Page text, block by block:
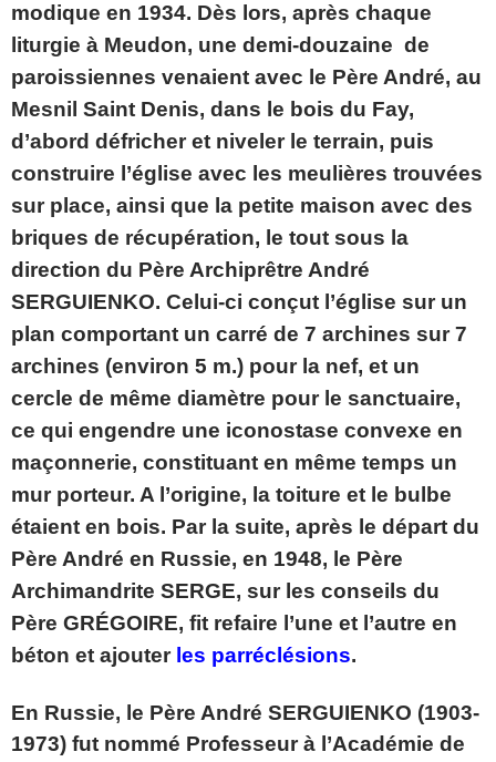
modique en 1934. Dès lors, après chaque
liturgie à Meudon, une demi-douzaine de
paroissiennes venaient avec le Père André, au
Mesnil Saint Denis, dans le bois du Fay,
d’abord défricher et niveler le terrain, puis
construire l’église avec les meulières trouvées
sur place, ainsi que la petite maison avec des
briques de récupération, le tout sous la
direction du Père Archiprêtre André
SERGUIENKO. Celui-ci conçut l’église sur un
plan comportant un carré de 7 archines sur 7
archines (environ 5 m.) pour la nef, et un
cercle de même diamètre pour le sanctuaire,
ce qui engendre une iconostase convexe en
maçonnerie, constituant en même temps un
mur porteur. A l’origine, la toiture et le bulbe
étaient en bois. Par la suite, après le départ du
Père André en Russie, en 1948, le Père
Archimandrite SERGE, sur les conseils du
Père GRÉGOIRE, fit refaire l’une et l’autre en
béton et ajouter les parréclésions.
En Russie, le Père André SERGUIENKO (1903-
1973) fut nommé Professeur à l’Académie de